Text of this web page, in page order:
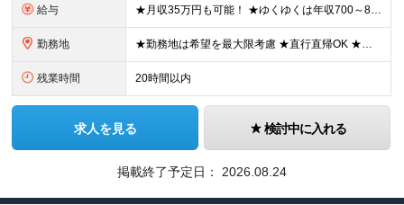
給与 ★月収35万円も可能！ ★ゆくゆくは年収700～800万円も！ ★手当が多数あり ・残業手当（100％）★1分単位で支給 ・資格手当（最大月6万円） ・結婚/出産祝金（最大3万円） 【首都圏・北関東
勤務地 ★勤務地は希望を最大限考慮 ★直行直帰OK ★車通勤のエリアもあり ★研修は、下記いずれかの研修センターで行います ・東京校（東京本社とアクセスは同様） ・大阪校（大阪府大阪市中央区道修町 2-1-1
残業時間 20時間以内
求人を見る 検討中に入れる
掲載終了予定日： 2026.08.24